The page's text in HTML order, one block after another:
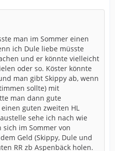
man im Sommer einen
ich Dule liebe müsste
und er könnte vielleicht
oder so. Köster könnte
man gibt Skippy ab, wenn
sollte) mit
man dann gute
guten zweiten HL
sehe ich nach wie
sich im Sommer von
Geld (Skippy, Dule und
RR zb Aspenbäck holen.